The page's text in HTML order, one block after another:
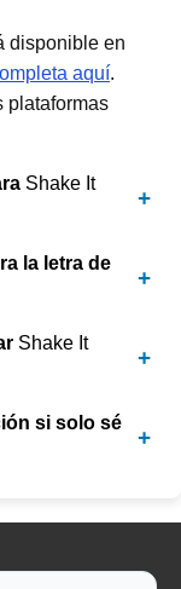
disponible en
aquí.
plataformas
Shake It
la letra de
Shake It
si solo sé